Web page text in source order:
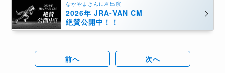
なかやまきんに君出演
2026年 JRA-VAN CM
絶賛公開中！！
前へ 次へ